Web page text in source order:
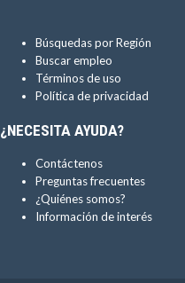
Búsquedas por Región
Buscar empleo
Términos de uso
Política de privacidad
¿NECESITA AYUDA?
Contáctenos
Preguntas frecuentes
¿Quiénes somos?
Información de interés